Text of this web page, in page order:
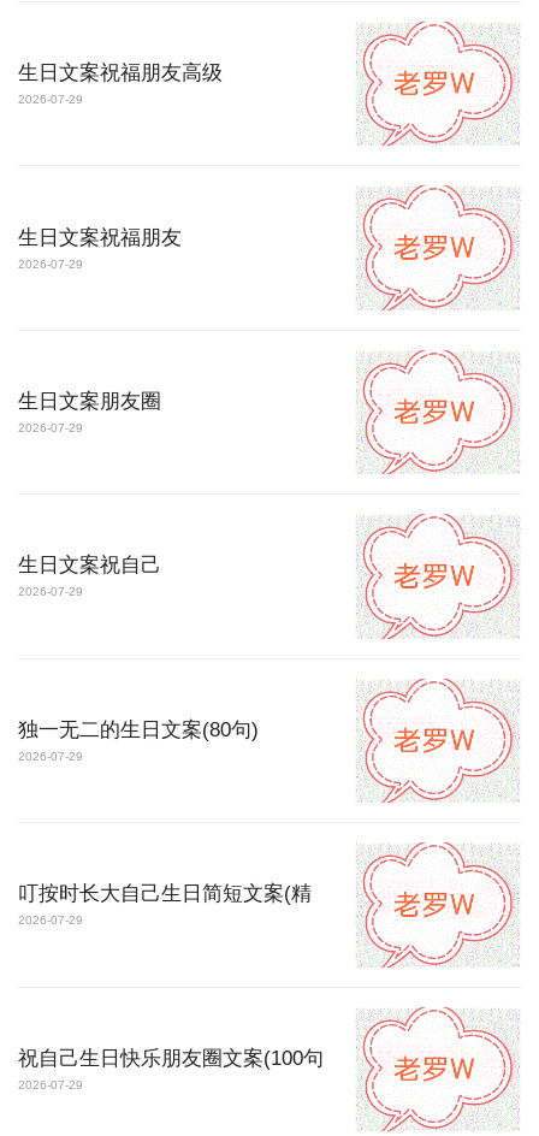
生日文案祝福朋友高级
2026-07-29
生日文案祝福朋友
2026-07-29
生日文案朋友圈
2026-07-29
生日文案祝自己
2026-07-29
独一无二的生日文案(80句)
2026-07-29
叮按时长大自己生日简短文案(精
2026-07-29
祝自己生日快乐朋友圈文案(100句
2026-07-29